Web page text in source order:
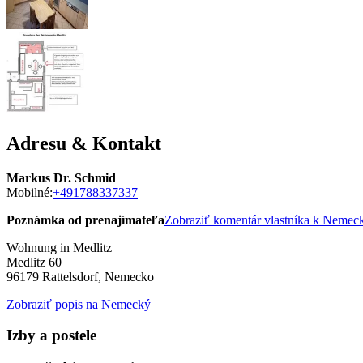
Adresu & Kontakt
Markus Dr. Schmid
Mobilné:+491788337337
Poznámka od prenajímateľaZobraziť komentár vlastníka k
Wohnung in Medlitz
Medlitz 60
96179 Rattelsdorf, Nemecko
Zobraziť popis na Nemecký
Izby a postele